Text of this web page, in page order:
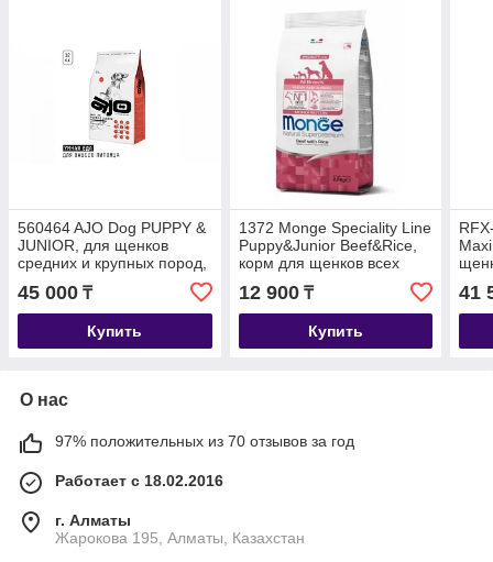
560464 AJO Dog PUPPY &
JUNIOR, для щенков
средних и крупных пород,
45 000 ₸
Купить
1372 Monge Speciality Line
Puppy&Junior Beef&Rice,
корм для щенков всех
пород с говядиной,
уп.2,5кг
12 900₸
Купить
41
О нас
97% положительных из 70 отзывов за год
Работает с 18.02.2016
г. Алматы
Жарокова 195, Алматы, Казахстан